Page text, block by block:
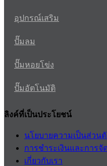
อุปกรณ์เสริม
ปั๊มลม
ปั๊มหอยโข่ง
ปั๊มอัตโนมัติ
ลิงค์ที่เป็นประโยชน์
นโยบายความเป็นส่วน
การชำระเงินและการจั
เกี่ยวกับเรา